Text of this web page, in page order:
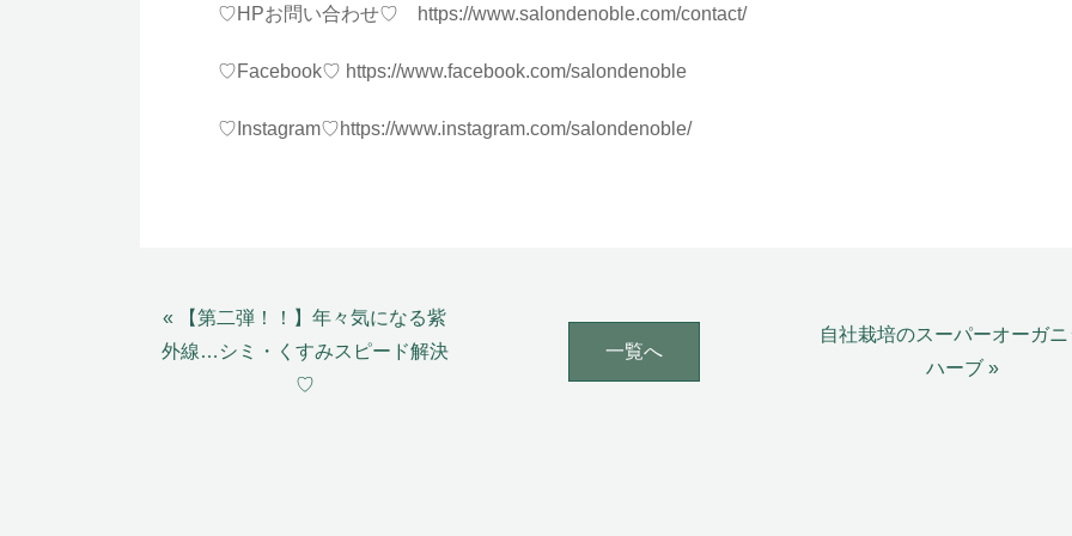
♡HPお問い合わせ♡ https://www.salondenoble.com/contact/
♡Facebook♡ https://www.facebook.com/salondenoble
♡Instagram♡https://www.instagram.com/salondenoble/
« 【第二弾！！】年々気になる紫
外線…シミ・くすみスピード解決
♡
一覧へ
自社栽培のスーパーオーガ
ハーブ »